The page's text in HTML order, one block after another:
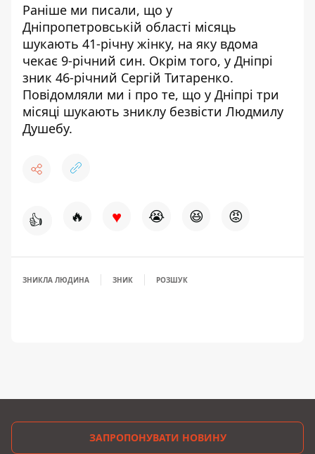
Раніше ми писали, що у
Дніпропетровській області місяць
шукають 41-річну жінку, на яку вдома
чекає 9-річний син. Окрім того, у Дніпрі
зник 46-річний Сергій Титаренко.
Повідомляли ми і про те, що у Дніпрі три
місяці шукають зниклу безвісти Людмилу
Душебу.
👍 🔥 ♥ 😭 😆 😡
ЗНИКЛА ЛЮДИНА ЗНИК РОЗШУК
ЗАПРОПОНУВАТИ НОВИНУ